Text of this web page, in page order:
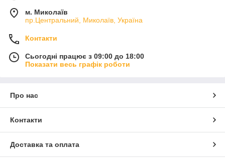
м. Миколаїв
пр.Центральний, Миколаїв, Україна
Контакти
Сьогодні працює з 09:00 до 18:00
Показати весь графік роботи
Про нас
Контакти
Доставка та оплата